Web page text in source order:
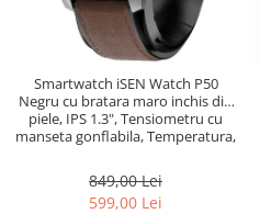
Smartwatch iSEN Watch P50
Negru cu bratara maro inchis din
piele, IPS 1.3", Tensiometru cu
manseta gonflabila, Temperatura,
849,00 Lei
599,00 Lei